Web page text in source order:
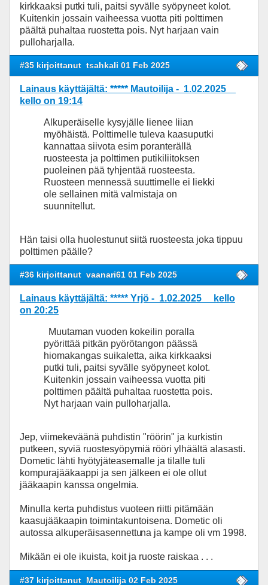
kirkkaaksi putki tuli, paitsi syvälle syöpyneet kolot.
Kuitenkin jossain vaiheessa vuotta piti polttimen
päältä puhaltaa ruostetta pois. Nyt harjaan vain
pulloharjalla.
#35 kirjoittanut tsahkali 01 Feb 2025
Lainaus käyttäjältä: ***** Mautoilija - 1.02.2025
kello on 19:14
Alkuperäiselle kysyjälle lienee liian
myöhäistä. Polttimelle tuleva kaasuputki
kannattaa siivota esim poranterällä
ruosteesta ja polttimen putikiliitoksen
puoleinen pää tyhjentää ruosteesta.
Ruosteen mennessä suuttimelle ei liekki
ole sellainen mitä valmistaja on
suunnitellut.
Hän taisi olla huolestunut siitä ruosteesta joka tippuu
polttimen päälle?
#36 kirjoittanut vaanari61 01 Feb 2025
Lainaus käyttäjältä: ***** Yrjö - 1.02.2025 kello
on 20:25
Muutaman vuoden kokeilin poralla
pyörittää pitkän pyörötangon päässä
hiomakangas suikaletta, aika kirkkaaksi
putki tuli, paitsi syvälle syöpyneet kolot.
Kuitenkin jossain vaiheessa vuotta piti
polttimen päältä puhaltaa ruostetta pois.
Nyt harjaan vain pulloharjalla.
Jep, viimekeväänä puhdistin "röörin" ja kurkistin
putkeen, syviä ruostesyöpymiä rööri ylhäältä alasasti.
Dometic lähti hyötyjäteasemalle ja tilalle tuli
kompurajääkaappi ja sen jälkeen ei ole ollut
jääkaapin kanssa ongelmia.
Minulla kerta puhdistus vuoteen riitti pitämään
kaasujääkaapin toimintakuntoisena. Dometic oli
autossa alkuperäisasennettuna ja kampe oli vm 1998.
Mikään ei ole ikuista, koit ja ruoste raiskaa . . .
#37 kirjoittanut Mautoilija 02 Feb 2025